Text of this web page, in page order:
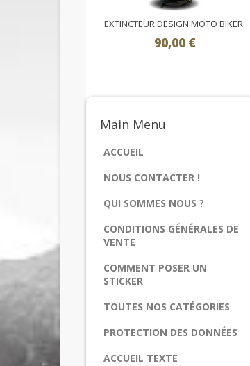
EXTINCTEUR DESIGN MOTO BIKER
90,00 €
Main Menu
ACCUEIL
NOUS CONTACTER !
QUI SOMMES NOUS ?
CONDITIONS GÉNÉRALES DE
VENTE
COMMENT POSER UN
STICKER
TOUTES NOS CATÉGORIES
PROTECTION DES DONNÉES
ACCUEIL TEXTE